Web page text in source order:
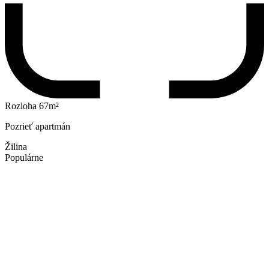
Rozloha 67m²
Pozrieť apartmán
Žilina
Populárne